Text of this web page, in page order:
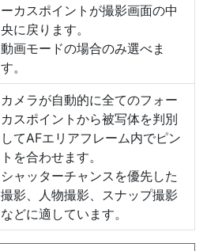
ーカスポイントが撮影画面の中
央に戻ります。
動画モードの場合のみ選べま
す。
カメラが自動的に全てのフォー
カスポイントから被写体を判別
してAFエリアフレーム内でピン
トを合わせます。
シャッターチャンスを優先した
撮影、人物撮影、スナップ撮影
などに適しています。